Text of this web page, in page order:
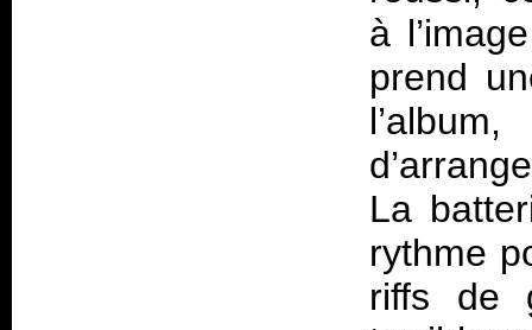
à
prend
La
rythme
riffs de